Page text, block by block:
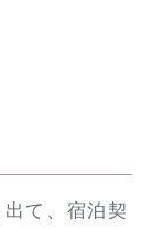
て、宿泊契